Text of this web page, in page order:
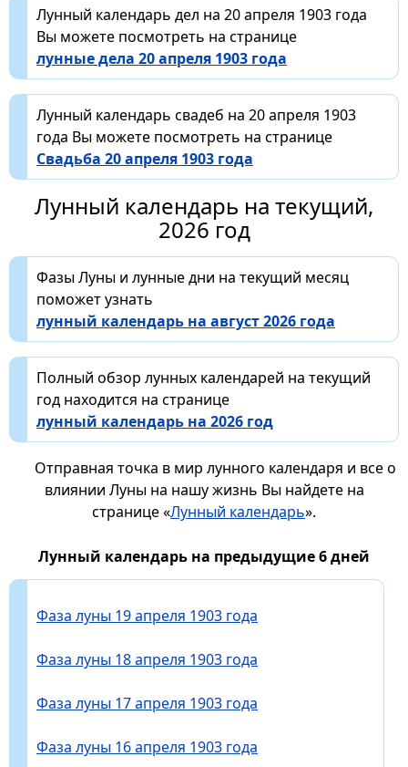
Лунный календарь дел на 20 апреля 1903 года
Вы можете посмотреть на странице
лунные дела 20 апреля 1903 года
Лунный календарь свадеб на 20 апреля 1903
года Вы можете посмотреть на странице
Свадьба 20 апреля 1903 года
Лунный календарь на текущий,
2026 год
Фазы Луны и лунные дни на текущий месяц
поможет узнать
лунный календарь на август 2026 года
Полный обзор лунных календарей на текущий
год находится на странице
лунный календарь на 2026 год
Отправная точка в мир лунного календаря и все о
влиянии Луны на нашу жизнь Вы найдете на
странице «Лунный календарь».
Лунный календарь на предыдущие 6 дней
Фаза луны 19 апреля 1903 года
Фаза луны 18 апреля 1903 года
Фаза луны 17 апреля 1903 года
Фаза луны 16 апреля 1903 года